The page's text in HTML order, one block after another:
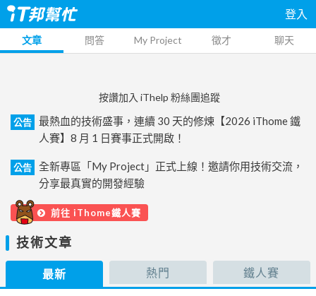
登入
文章 問答 My Project 徵才 聊天
按讚加入 iThelp 粉絲團追蹤
公告
最熱血的技術盛事，連續 30 天的修煉【2026 iThome 鐵
人賽】8 月 1 日賽事正式開啟！
公告
全新專區「My Project」正式上線！邀請你用技術交流，
分享最真實的開發經驗
前往 iThome鐵人賽
技術文章
最新 熱門 鐵人賽